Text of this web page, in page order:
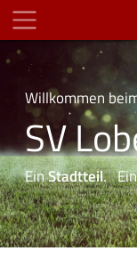
Willkommen
SV
EinStadtteil.